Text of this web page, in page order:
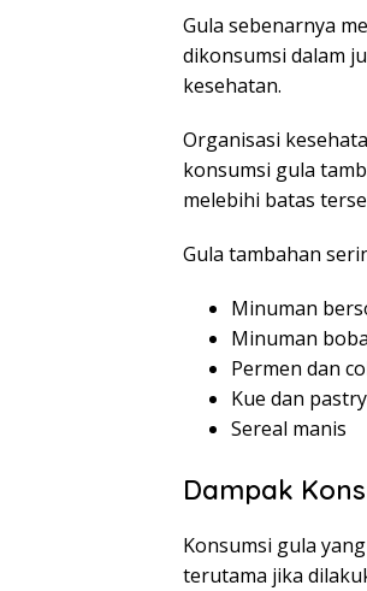
Gula sebenarnya
dikonsumsi dalam
kesehatan.
Organisasi
konsumsi gula
melebihi batas
Gula tambahan
Minuman
Minuman
Permen dan
Kue dan pastry
Sereal manis
Dampak
Konsumsi gula
terutama jika